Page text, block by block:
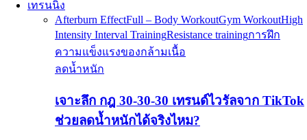
เทรนนิ่ง
Afterburn EffectFull – Body WorkoutGym WorkoutHigh
Intensity Interval TrainingResistance trainingการฝึก
ความแข็งแรงของกล้ามเนื้อ
ลดน้ำหนัก
เจาะลึก กฎ 30-30-30 เทรนด์ไวรัลจาก TikTok
ช่วยลดน้ำหนักได้จริงไหม?